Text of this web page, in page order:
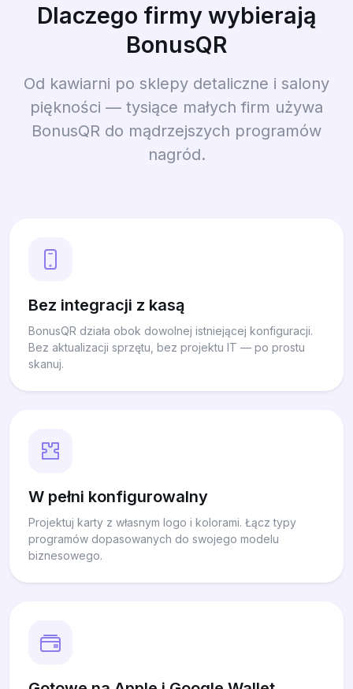
Dlaczego firmy wybierają
BonusQR
Od kawiarni po sklepy detaliczne i salony
piękności — tysiące małych firm używa
BonusQR do mądrzejszych programów
nagród.
Bez integracji z kasą
BonusQR działa obok dowolnej istniejącej konfiguracji.
Bez aktualizacji sprzętu, bez projektu IT — po prostu
skanuj.
W pełni konfigurowalny
Projektuj karty z własnym logo i kolorami. Łącz typy
programów dopasowanych do swojego modelu
biznesowego.